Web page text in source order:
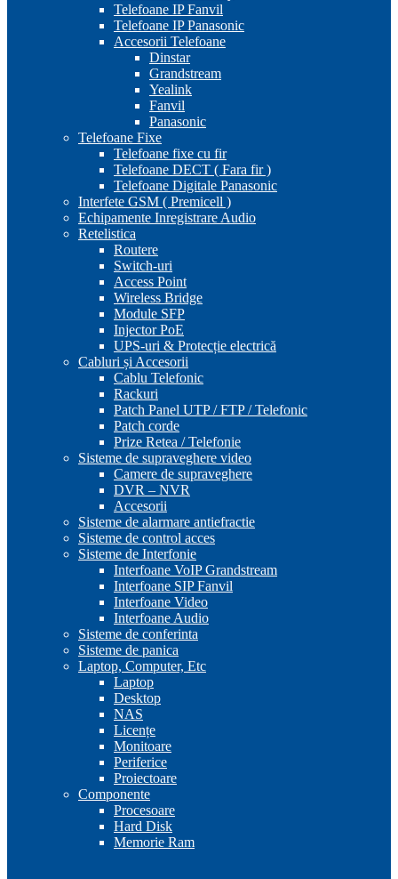
Telefoane IP Fanvil
Telefoane IP Panasonic
Accesorii Telefoane
Dinstar
Grandstream
Yealink
Fanvil
Panasonic
Telefoane Fixe
Telefoane fixe cu fir
Telefoane DECT ( Fara fir )
Telefoane Digitale Panasonic
Interfete GSM ( Premicell )
Echipamente Inregistrare Audio
Retelistica
Routere
Switch-uri
Access Point
Wireless Bridge
Module SFP
Injector PoE
UPS-uri & Protecție electrică
Cabluri și Accesorii
Cablu Telefonic
Rackuri
Patch Panel UTP / FTP / Telefonic
Patch corde
Prize Retea / Telefonie
Sisteme de supraveghere video
Camere de supraveghere
DVR – NVR
Accesorii
Sisteme de alarmare antiefractie
Sisteme de control acces
Sisteme de Interfonie
Interfoane VoIP Grandstream
Interfoane SIP Fanvil
Interfoane Video
Interfoane Audio
Sisteme de conferinta
Sisteme de panica
Laptop, Computer, Etc
Laptop
Desktop
NAS
Licențe
Monitoare
Periferice
Proiectoare
Componente
Procesoare
Hard Disk
Memorie Ram